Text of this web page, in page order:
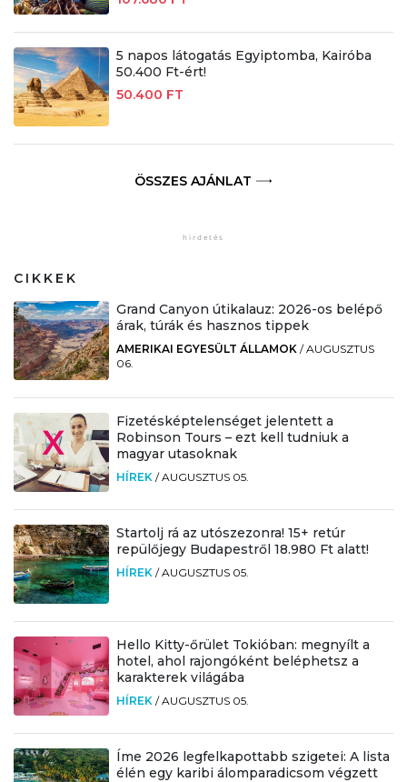
5 napos látogatás Egyiptomba, Kairóba
50.400 Ft-ért!
50.400 FT
ÖSSZES AJÁNLAT
CIKKEK
Grand Canyon útikalauz: 2026-os belépő
árak, túrák és hasznos tippek
AMERIKAI EGYESÜLT ÁLLAMOK /AUGUSZTUS
06.
Fizetésképtelenséget jelentett a
Robinson Tours – ezt kell tudniuk a
magyar utasoknak
HÍREK /AUGUSZTUS 05.
Startolj rá az utószezonra! 15+ retúr
repülőjegy Budapestről 18.980 Ft alatt!
HÍREK /AUGUSZTUS 05.
Hello Kitty-őrület Tokióban: megnyílt a
hotel, ahol rajongóként beléphetsz a
karakterek világába
HÍREK /AUGUSZTUS 05.
Íme 2026 legfelkapottabb szigetei: A lista
élén egy karibi álomparadicsom végzett